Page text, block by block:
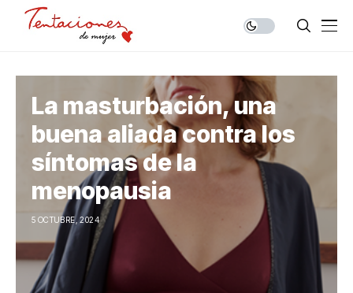
La masturbación, una
buena aliada contra los
síntomas de la
menopausia
5 OCTUBRE, 2024